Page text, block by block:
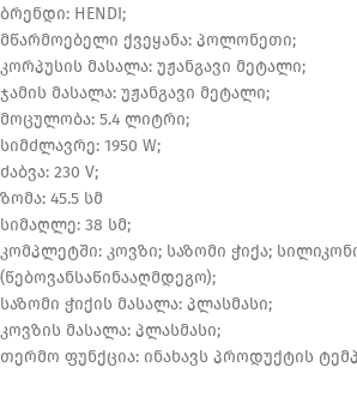
ბრენდი: HENDI;
მწარმოებელი ქვეყანა: პოლონეთი;
კორპუსის მასალა: უჟანგავი მეტალი;
ჯამის მასალა: უჟანგავი მეტალი;
მოცულობა: 5.4 ლიტრი;
სიმძლავრე: 1950 W;
ძაბვა: 230 V;
ზომა: 45.5 სმ
სიმაღლე: 38 სმ;
კომპლეტში: კოვზი; საზომი ჭიქა;
(წებოვანსაწინააღმდეგო);
საზომი ჭიქის მასალა: პლასმასი;
კოვზის მასალა: პლასმასი;
თერმო ფუნქცია: ინახავს პროდუქტის